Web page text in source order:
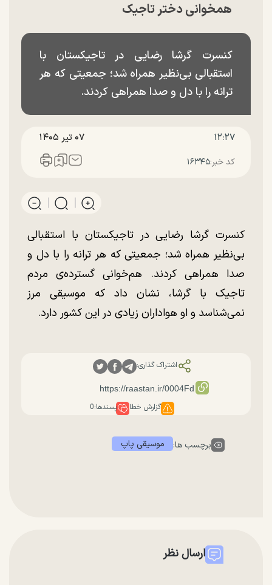
همخوانی دختر تاجیک
کنسرت گرشا رضایی در تاجیکستان با
استقبالی بی‌نظیر همراه شد؛ جمعیتی که هر
ترانه را با دل و صدا همراهی کردند.
۱۲:۲۷ ۰۷ تير ۱۴۰۵
کد خبر:۱۶۳۴۵
کنسرت گرشا رضایی در تاجیکستان با استقبالی
بی‌نظیر همراه شد؛ جمعیتی که هر ترانه را با دل و
صدا همراهی کردند. هم‌خوانی گسترده‌ی مردم
تاجیک با گرشا، نشان داد که موسیقی مرز
نمی‌شناسد و او هواداران زیادی در این کشور دارد.
اشتراک گذاری:
گزارش خطا پسندها:0
برچسب ها: موسیقی پاپ
ارسال نظر